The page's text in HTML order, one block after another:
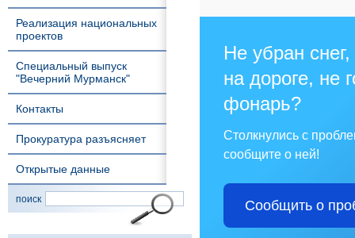
Реализация национальных
проектов
Специальный выпуск
"Вечерний Мурманск"
Контакты
Прокуратура разъясняет
Открытые данные
поиск
Не убран
на дороге, не
фонарь?
Столкнулись с
сообщите о ней!
Сообщить о